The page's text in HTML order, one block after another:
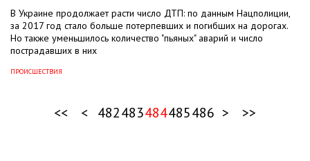
В Украине продолжает расти число ДТП: по данным Нацполиции,
за 2017 год стало больше потерпевших и погибших на дорогах.
Но также уменьшилось количество "пьяных" аварий и число
пострадавших в них
ПРОИСШЕСТВИЯ
<< < 482483484485486 > >>